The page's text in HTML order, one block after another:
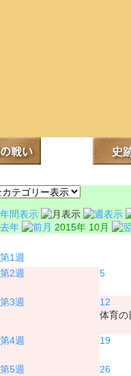
2015年 10月
5
12
体育の
19
26